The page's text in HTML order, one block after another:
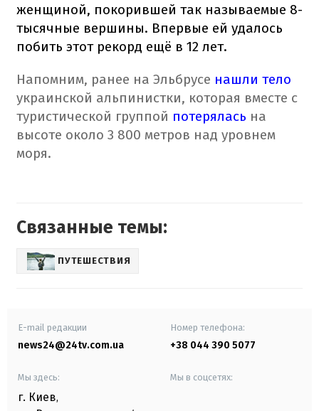
женщиной, покорившей так называемые 8-
тысячные вершины. Впервые ей удалось
побить этот рекорд ещё в 12 лет.
Напомним, ранее на Эльбрусе нашли тело
украинской альпинистки, которая вместе с
туристической группой потерялась на
высоте около 3 800 метров над уровнем
моря.
Связанные темы:
ПУТЕШЕСТВИЯ
E-mail редакции
news24@24tv.com.ua
Номер телефона:
+38 044 390 5077
Мы здесь:
г. Киев,
Мы в соцсетях: